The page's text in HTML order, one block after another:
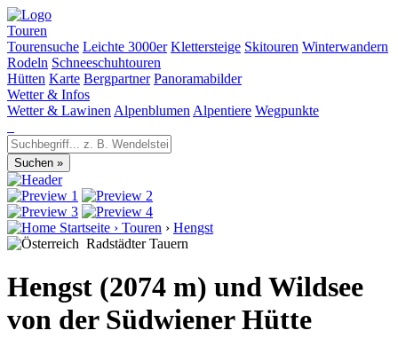
Touren
Tourensuche Leichte 3000er Klettersteige Skitouren Winterwandern
Rodeln Schneeschuhtouren
Hütten Karte Bergpartner Panoramabilder
Wetter & Infos
Wetter & Lawinen Alpenblumen Alpentiere Wegpunkte
Startseite › Touren › Hengst
Radstädter Tauern
Hengst (2074 m) und Wildsee
von der Südwiener Hütte